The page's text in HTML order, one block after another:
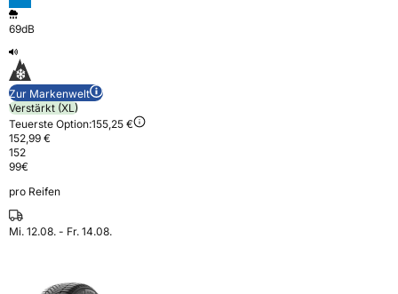
69dB
Zur Markenwelt
Verstärkt (XL)
Teuerste Option:155,25 €
152,99 €
152
99€
pro Reifen
Mi. 12.08. - Fr. 14.08.